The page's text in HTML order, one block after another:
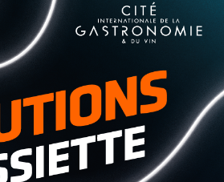
la finale de la
à
match nul face à
de la journée, en